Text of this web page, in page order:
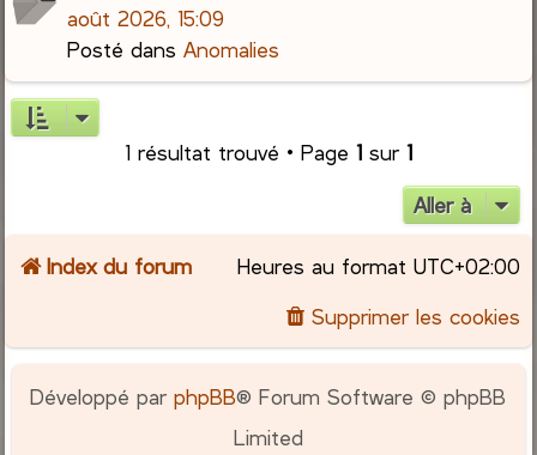
r
août 2026, 15:09
Posté dansAnomalies
1 résultat trouvé • Page 1 sur 1
Aller à
Index du forum Heures au format UTC+02:00
Supprimer les cookies
Développé parphpBB® Forum Software © phpBB
Limited